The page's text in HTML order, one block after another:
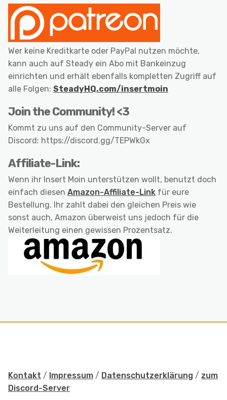
Wer keine Kreditkarte oder PayPal nutzen möchte,
kann auch auf Steady ein Abo mit Bankeinzug
einrichten und erhält ebenfalls kompletten Zugriff auf
alle Folgen: SteadyHQ.com/insertmoin
Join the Community! <3
Kommt zu uns auf den Community-Server auf
Discord: https://discord.gg/TEPWkGx
Affiliate-Link:
Wenn ihr Insert Moin unterstützen wollt, benutzt doch
einfach diesen Amazon-Affiliate-Link für eure
Bestellung. Ihr zahlt dabei den gleichen Preis wie
sonst auch, Amazon überweist uns jedoch für die
Weiterleitung einen gewissen Prozentsatz.
Kontakt / Impressum / Datenschutzerklärung / zum
Discord-Server